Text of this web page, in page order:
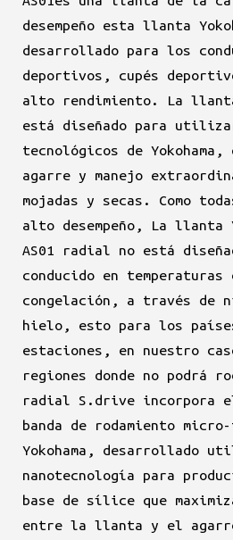
era:
$812.900.
desempeño esta llanta
desarrollado para los
deportivos, cupés
alto rendimiento. La llanta
está diseñado para
tecnológicos de
agarre y manejo
mojadas y secas. Como
alto desempeño, La llanta
AS01 radial no está
conducido en
congelación, a través de
hielo, esto para los
estaciones, en nuestro
regiones donde no podrá
radial S.drive incorpora el
banda de rodamiento
Yokohama, desarrollado
nanotecnología para
base de sílice que
entre la llanta y el